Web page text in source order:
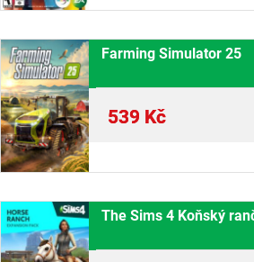
Farming Simulator 25
539 Kč
The Sims 4 Koňský